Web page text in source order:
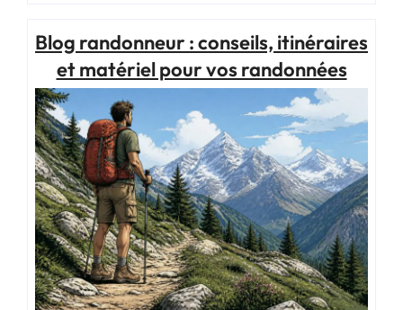
le
guide
complet
organiser
un
séjour
sur
mesure
avec
Hors
Pistes
afrique
australe »
Blog randonneur : conseils, itinéraires
et matériel pour vos randonnées